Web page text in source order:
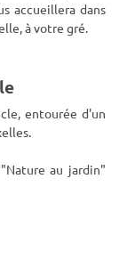
accueillera dans
à votre gré.
entourée d'un
au jardin"